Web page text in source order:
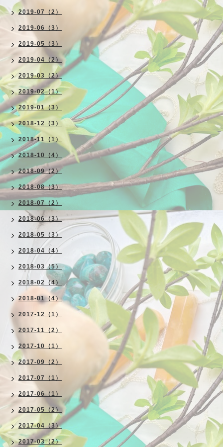
2019-07（2）
2019-06（3）
2019-05（3）
2019-04（2）
2019-03（2）
2019-02（1）
2019-01（3）
2018-12（3）
2018-11（1）
2018-10（4）
2018-09（2）
2018-08（3）
2018-07（2）
2018-06（3）
2018-05（3）
2018-04（4）
2018-03（5）
2018-02（4）
2018-01（4）
2017-12（1）
2017-11（2）
2017-10（1）
2017-09（2）
2017-07（1）
2017-06（1）
2017-05（2）
2017-04（3）
2017-03（2）